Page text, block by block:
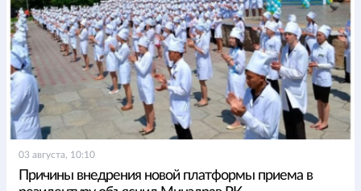
03 августа, 10:10
Причины внедрения новой платформы приема в